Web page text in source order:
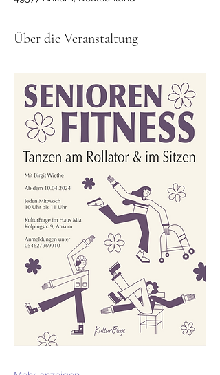
Über die Veranstaltung